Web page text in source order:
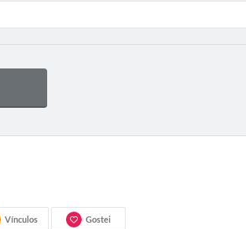
Vínculos Gostei